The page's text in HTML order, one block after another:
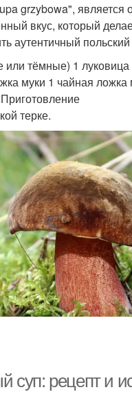
grzybowa",
вкус, который
аутентичный
тёмные) 1
муки 1 чайная
терке.
суп: рецепт и